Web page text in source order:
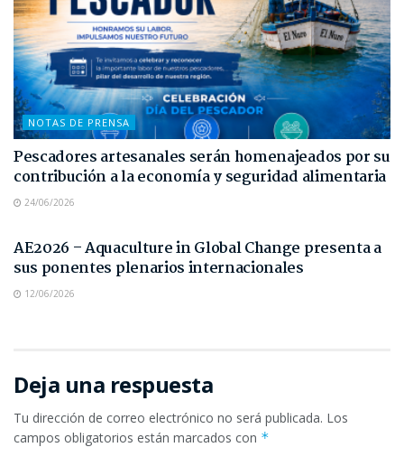
NOTAS DE PRENSA
Pescadores artesanales serán homenajeados por su
contribución a la economía y seguridad alimentaria
24/06/2026
AE2026 – Aquaculture in Global Change presenta a
sus ponentes plenarios internacionales
12/06/2026
Deja una respuesta
Tu dirección de correo electrónico no será publicada. Los
campos obligatorios están marcados con *